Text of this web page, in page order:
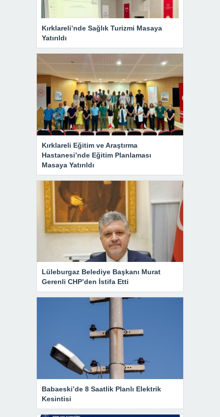
Kırklareli’nde Sağlık Turizmi Masaya
Yatırıldı
Kırklareli Eğitim ve Araştırma
Hastanesi’nde Eğitim Planlaması
Masaya Yatırıldı
Lüleburgaz Belediye Başkanı Murat
Gerenli CHP’den İstifa Etti
Babaeski’de 8 Saatlik Planlı Elektrik
Kesintisi